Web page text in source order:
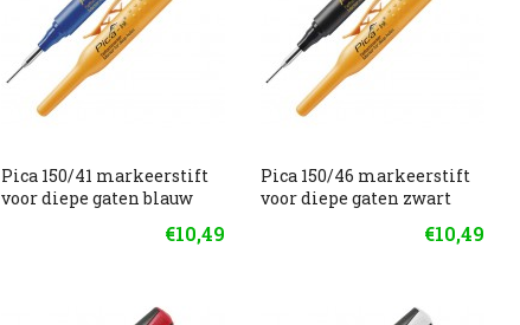
Pica 150/41 markeerstift
voor diepe gaten blauw
€10,49
Pica 150/46 markeerstift
voor diepe gaten zwart
€10,49